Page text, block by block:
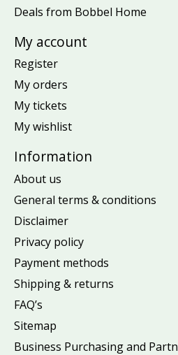
Deals from Bobbel Home
My account
Register
My orders
My tickets
My wishlist
Information
About us
General terms & conditions
Disclaimer
Privacy policy
Payment methods
Shipping & returns
FAQ’s
Sitemap
Business Purchasing and